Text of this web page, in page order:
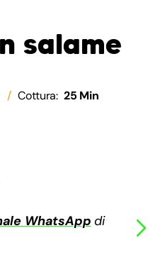
salame
Cottura: 25 Min
WhatsApp di